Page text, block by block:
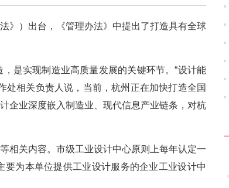
》）出台，《管理办法》中提出了打造具有全球
是实现制造业高质量发展的关键环节。“设计能
处相关负责人说，当前，杭州正在加快打造全国
企业深度嵌入制造业、现代信息产业链条，对杭
相关内容。市级工业设计中心原则上每年认定一
为本单位提供工业设计服务的企业工业设计中